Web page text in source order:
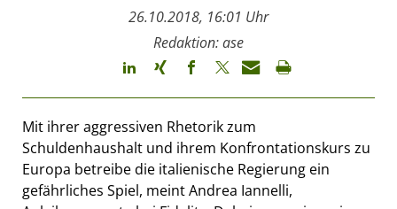
26.10.2018, 16:01 Uhr
Redaktion: ase
Mit ihrer aggressiven Rhetorik zum
Schuldenhaushalt und ihrem Konfrontationskurs zu
Europa betreibe die italienische Regierung ein
gefährliches Spiel, meint Andrea Iannelli,